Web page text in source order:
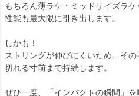
もちろん薄ラケ・ミッドサイズラケ
性能も最大限に引き出します。
しかも！
ストリングが伸びにくいため、そ
切れる寸前まで持続します。
ぜひ一度、「インパクトの瞬間」を